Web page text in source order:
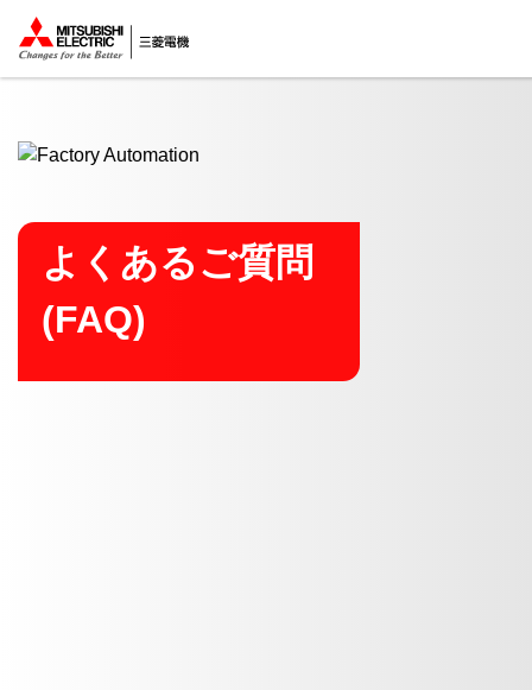
ここから本文
よくあるご質問
(FAQ)